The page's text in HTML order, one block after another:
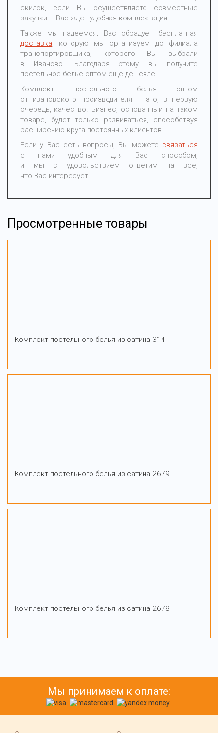
скидок, если Вы осуществляете совместные
закупки – Вас ждет удобная комплектация.
Также мы надеемся, Вас обрадует бесплатная
доставка, которую мы организуем до филиала
транспортировщика, которого Вы выбрали
в Иваново. Благодаря этому вы получите
постельное белье оптом еще дешевле.
Комплект постельного белья оптом
от ивановского производителя – это, в первую
очередь, качество. Бизнес, основанный на таком
товаре, будет только развиваться, способствуя
расширению круга постоянных клиентов.
Если у Вас есть вопросы, Вы можете связаться
с нами удобным для Вас способом,
и мы с удовольствием ответим на все,
что Вас интересует.
Просмотренные товары
Комплект постельного белья из сатина 314
Комплект постельного белья из сатина 2679
Комплект постельного белья из сатина 2678
Мы принимаем к оплате: